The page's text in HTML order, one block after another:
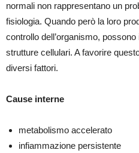
normali non rappresentano un
fisiologia. Quando però la loro
controllo dell’organismo,
strutture cellulari. A favorire
diversi fattori.
Cause interne
metabolismo accelerato
infiammazione persistente